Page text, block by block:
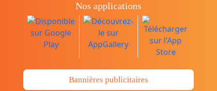
Nos applications
Bannières publicitaires